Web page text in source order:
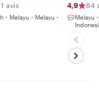
avis
・Melayu・Melayu・
4,9 84
Melayu